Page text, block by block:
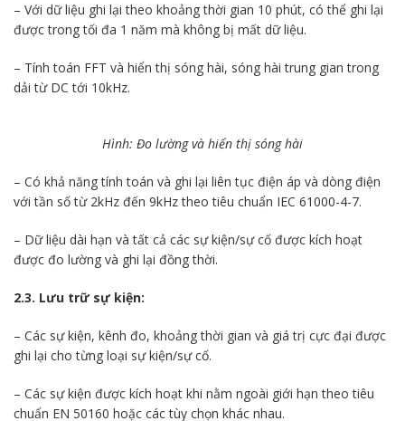
– Với dữ liệu ghi lại theo khoảng thời gian 10 phút, có thể ghi lại
được trong tối đa 1 năm mà không bị mất dữ liệu.
– Tính toán FFT và hiển thị sóng hài, sóng hài trung gian trong
dải từ DC tới 10kHz.
Hình: Đo lường và hiển thị sóng hài
– Có khả năng tính toán và ghi lại liên tục điện áp và dòng điện
với tần số từ 2kHz đến 9kHz theo tiêu chuẩn IEC 61000-4-7.
– Dữ liệu dài hạn và tất cả các sự kiện/sự cố được kích hoạt
được đo lường và ghi lại đồng thời.
2.3. Lưu trữ sự kiện:
– Các sự kiện, kênh đo, khoảng thời gian và giá trị cực đại được
ghi lại cho từng loại sự kiện/sự cố.
– Các sự kiện được kích hoạt khi nằm ngoài giới hạn theo tiêu
chuẩn EN 50160 hoặc các tùy chọn khác nhau.